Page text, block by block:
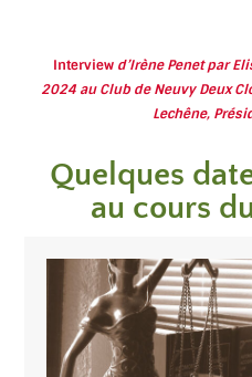
Interviewd’Irène Penet par
2024 au Club de Neuvy Deux
Lechêne,
Quelques
au cours